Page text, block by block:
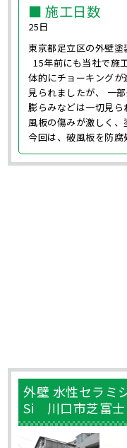
■ 施工日数
25日
東京都足立区の外壁塗
15年前にも当社で施
体的にチョーキングが
見られましたが、 一
膨らみなどは一切見
風板の傷みが激しく、
今回は、破風板を防腐
外壁 水性セラミ
Si 川口市芝富士